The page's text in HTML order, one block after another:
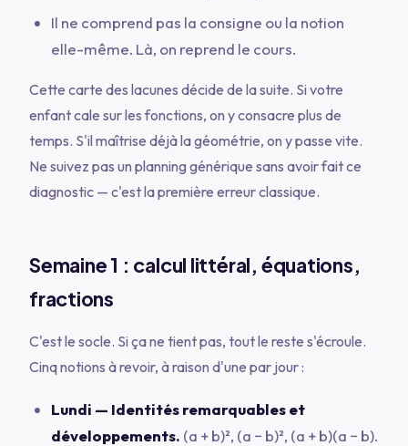
Il ne comprend pas la consigne ou la notion
elle-même. Là, on reprend le cours.
Cette carte des lacunes décide de la suite. Si votre
enfant cale sur les fonctions, on y consacre plus de
temps. S'il maîtrise déjà la géométrie, on y passe vite.
Ne suivez pas un planning générique sans avoir fait ce
diagnostic — c'est la première erreur classique.
Semaine 1 : calcul littéral, équations,
fractions
C'est le socle. Si ça ne tient pas, tout le reste s'écroule.
Cinq notions à revoir, à raison d'une par jour :
Lundi — Identités remarquables et
développements. (a + b)², (a − b)², (a + b)(a − b).